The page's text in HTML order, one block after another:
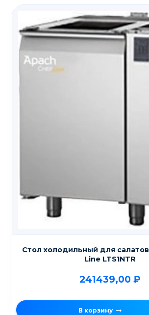
Стол холодильный для салатов
Line LTS1NTR
241439,00 ₽
В корзину